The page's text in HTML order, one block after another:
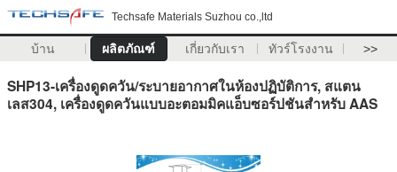
Techsafe Materials Suzhou co.,ltd
บ้าน ผลิตภัณฑ์ เกี่ยวกับเรา ทัวร์โรงงาน >>
SHP13-เครื่องดูดควัน/ระบายอากาศในห้องปฏิบัติการ, สแตน
เลส304, เครื่องดูดควันแบบอะตอมมิคแอ็บซอร์ปชันสำหรับ AAS